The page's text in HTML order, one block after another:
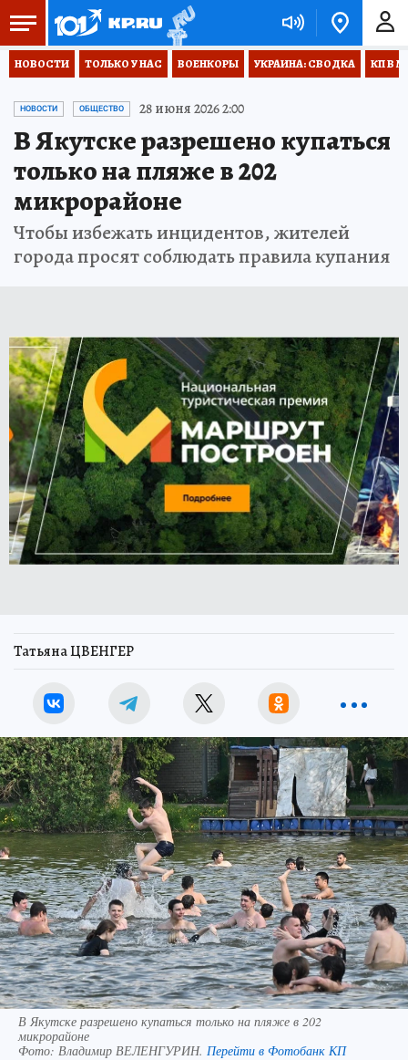
НОВОСТИ ТОЛЬКО У НАС ВОЕНКОРЫ УКРАИНА: СВОДКА КП В
НОВОСТИ ОБЩЕСТВО 28 июня 2026 2:00
В Якутске разрешено купаться
только на пляже в 202
микрорайоне
Чтобы избежать инцидентов, жителей
города просят соблюдать правила купания
Татьяна ЦВЕНГЕР
В Якутске разрешено купаться только на пляже в 202
микрорайоне
Фото: Владимир ВЕЛЕНГУРИН. Перейти в Фотобанк КП